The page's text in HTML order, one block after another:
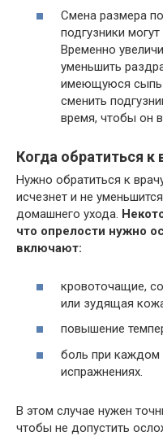
Смена размера
подгузники
Временно
уменьшить
имеющуюся сыпь
сменить
время, чтобы он
Когда обратиться к
Нужно обратиться к
исчезнет и не
домашнего ухода.
что опрелости нужно
включают:
кровоточащие,
или зудящая
повышение
боль при каждом
испражнениях.
В этом случае нужен
чтобы не допустить